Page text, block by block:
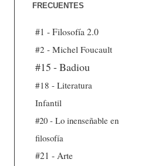
FRECUENTES
#1 - Filosofía 2.0
#2 - Michel Foucault
#15 - Badiou
#18 - Literatura
Infantil
#20 - Lo inenseñable en
filosofía
#21 - Arte